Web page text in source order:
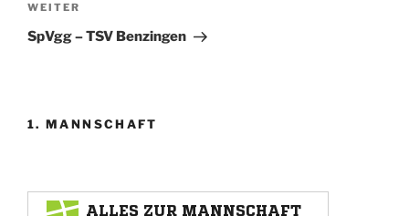
Nächster
Beitrag
WEITER
SpVgg – TSV Benzingen
1. MANNSCHAFT